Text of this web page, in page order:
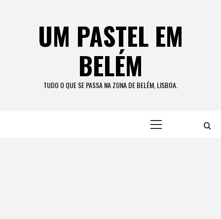
UM PASTEL EM
BELÉM
TUDO O QUE SE PASSA NA ZONA DE BELÉM, LISBOA.